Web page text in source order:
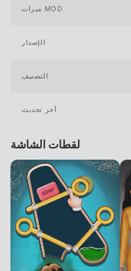
ميزات MOD
الإصدار
التصنيف
آخر تحديث
لقطات الشاشة